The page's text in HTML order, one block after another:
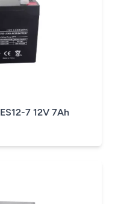
7 12V 7Ah